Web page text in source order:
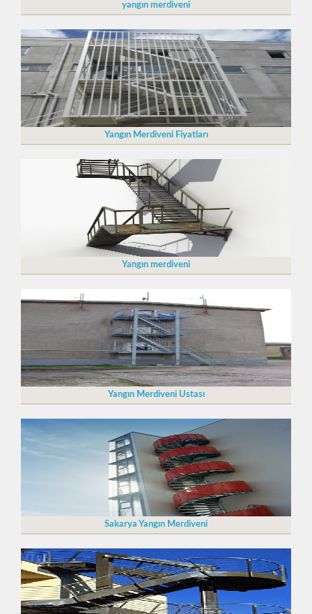
yangın merdiveni
Yangın Merdiveni Fiyatları
Yangın merdiveni
Yangın Merdiveni Ustası
Sakarya Yangın Merdiveni